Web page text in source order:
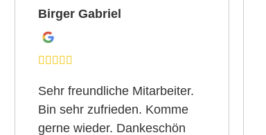
Birger Gabriel
Sehr freundliche Mitarbeiter.
Bin sehr zufrieden. Komme
gerne wieder. Dankeschön